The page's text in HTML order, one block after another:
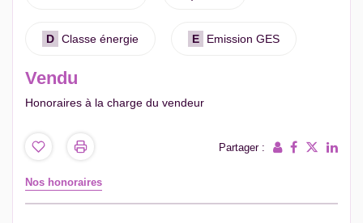
D Classe énergie E Emission GES
Vendu
Honoraires à la charge du vendeur
Partager :
Nos honoraires